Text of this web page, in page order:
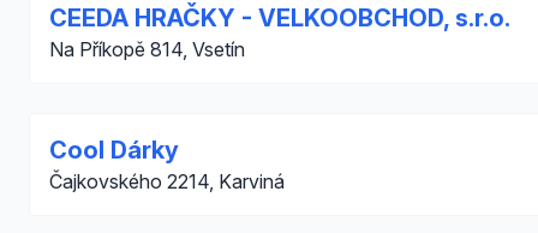
CEEDA HRAČKY - VELKOOBCHOD, s.r.o.
Na Příkopě 814, Vsetín
Cool Dárky
Čajkovského 2214, Karviná